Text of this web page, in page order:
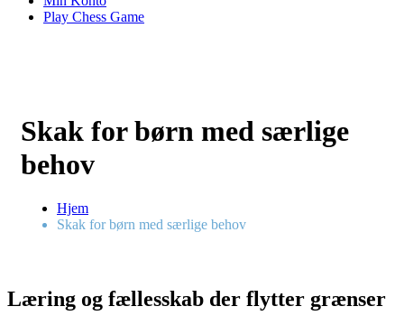
Play Chess Game
Skak for børn med særlige
behov
Hjem
Skak for børn med særlige behov
Læring og fællesskab der flytter grænser